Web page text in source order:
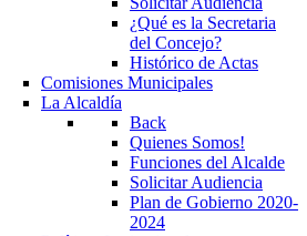
¿Qué es la Secretaria
del Concejo?
Histórico de Actas
Comisiones Municipales
La Alcaldía
Back
Quienes Somos!
Funciones del Alcalde
Solicitar Audiencia
Plan de Gobierno 2020-
2024